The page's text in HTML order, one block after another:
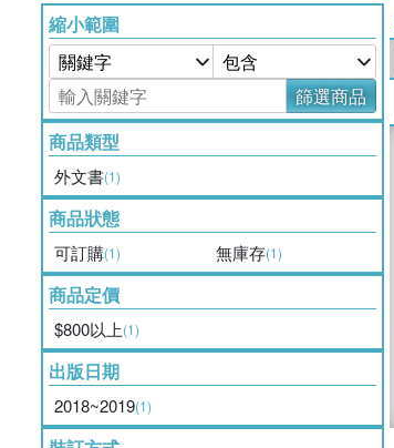
縮小範圍
篩選商品
商品類型
外文書(1)
商品狀態
可訂購(1) 無庫存(1)
商品定價
$800以上(1)
出版日期
2018~2019(1)